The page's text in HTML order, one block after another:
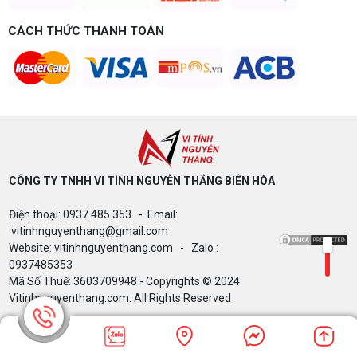
Build PC gaming 15 triệu chơi được
Build PC gaming 15 triệu chơi được game gì? Vi
dễ nâng cấp CPU/VGA sau này, tư vấn miễn phí
theo đúng ngân sách.
Build PC gaming theo ngân sách từ 10-40 triệu:
cách phân bổ CPU, GPU, RAM hợp lý, chọn
Intel/AMD và tránh sai tương thích. Tư vấn miễn
phí tại Vi tính Nguyễn Thắng.
GIGABYTE & INTEL CORE ULTRA 200S
PLUS – NHẬN VOUCHER ĐẾN 800K
Thông báo v/v sử dụng phần mềm bản
quyền ( Vi tính Nguyễn Thắng)
CÁCH THỨC THANH TOÁN
CÔNG TY TNHH VI TÍNH NGUYỄN THẮNG BIÊN HÒA​
Điện thoại: 0937.485.353 - Email:
vitinhnguyenthang@gmail.com
Website: vitinhnguyenthang.com - Zalo :
0937485353
Mã Số Thuế: 3603709948 - Copyrights © 2024
Vitinhnguyenthang.com. All Rights Reserved